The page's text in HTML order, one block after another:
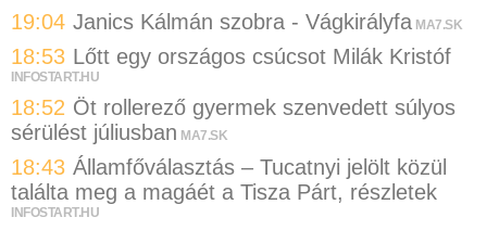
19:04 Janics Kálmán szobra - Vágkirályfa MA7.SK
18:53 Lőtt egy országos csúcsot Milák Kristóf
INFOSTART.HU
18:52 Öt rollerező gyermek szenvedett súlyos
sérülést júliusban MA7.SK
18:43 Államfőválasztás – Tucatnyi jelölt közül
találta meg a magáét a Tisza Párt, részletek
INFOSTART.HU